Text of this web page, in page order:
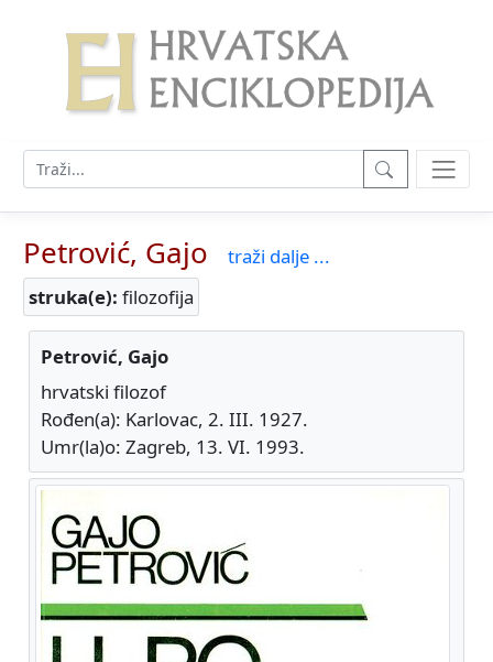
Petrović, Gajo
traži dalje ...
struka(e): filozofija
Petrović, Gajo
hrvatski filozof
Rođen(a): Karlovac, 2. III. 1927.
Umr(la)o: Zagreb, 13. VI. 1993.